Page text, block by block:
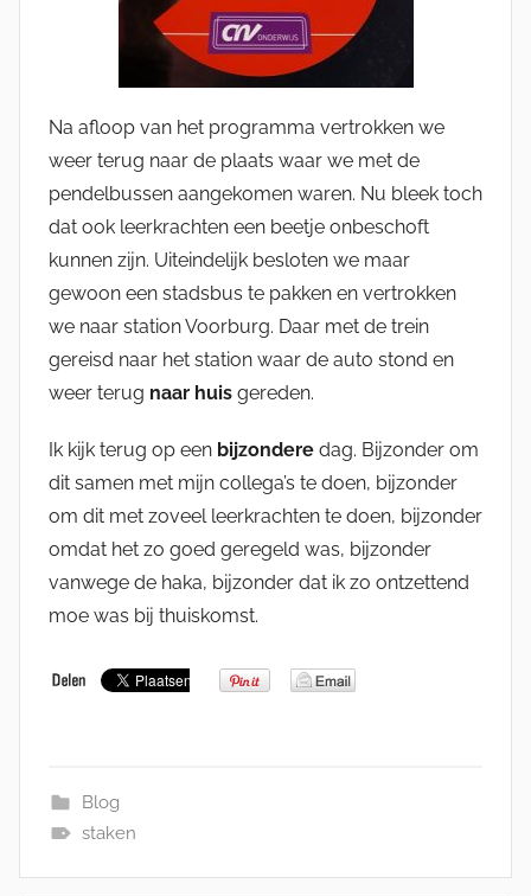
Na afloop van het programma vertrokken we
weer terug naar de plaats waar we met de
pendelbussen aangekomen waren. Nu bleek toch
dat ook leerkrachten een beetje onbeschoft
kunnen zijn. Uiteindelijk besloten we maar
gewoon een stadsbus te pakken en vertrokken
we naar station Voorburg. Daar met de trein
gereisd naar het station waar de auto stond en
weer terug naar huis gereden.
Ik kijk terug op een bijzondere dag. Bijzonder om
dit samen met mijn collega’s te doen, bijzonder
om dit met zoveel leerkrachten te doen, bijzonder
omdat het zo goed geregeld was, bijzonder
vanwege de haka, bijzonder dat ik zo ontzettend
moe was bij thuiskomst.
Blog
staken